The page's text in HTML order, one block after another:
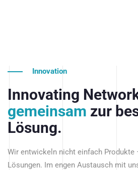
Innovation
Innovating
gemeinsam zur
Lösung.
Wir entwickeln nicht einfach
Lösungen. Im engen Austausch mit